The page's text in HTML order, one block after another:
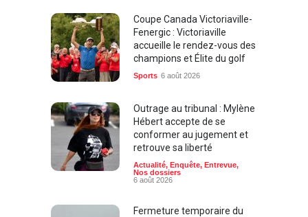
Coupe Canada Victoriaville-
Fenergic : Victoriaville
accueille le rendez-vous des
champions et Élite du golf
Sports 6 août 2026
Outrage au tribunal : Mylène
Hébert accepte de se
conformer au jugement et
retrouve sa liberté
Actualité, Enquête, Entrevue,
Nos dossiers
6 août 2026
Fermeture temporaire du